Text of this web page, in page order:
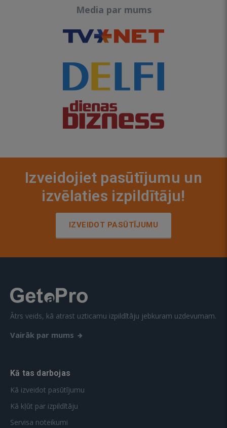
Media par mums
Izveidojiet pasūtījumu un
izvēlaties izpildītāju!
IZVEIDOT PASŪTĪJUMU
Ātrs veids, kā atrast uzticamu izpildītāju jebkuram uzdevumam.
Vairāk par mums
Kā tas darbojas
Kā izveidot pasūtījumu
Kā kļūt par izpildītāju
Servisa noteikumi